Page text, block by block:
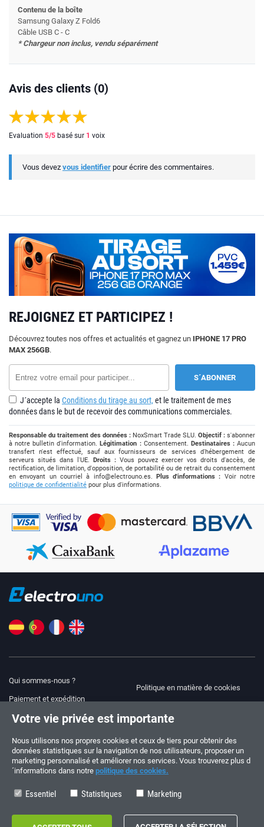
Contenu de la boîte
Samsung Galaxy Z Fold6
Câble USB C - C
* Chargeur non inclus, vendu séparément
Avis des clients (0)
Evaluation 5/5 basé sur 1 voix
Vous devez vous identifier pour écrire des commentaires.
REJOIGNEZ ET PARTICIPEZ !
Découvrez toutes nos offres et actualités et gagnez un IPHONE 17 PRO
MAX 256GB.
J´accepte la Conditions du tirage au sort, et le traitement de mes
données dans le but de recevoir des communications commerciales.
Responsable du traitement des données : NoxSmart Trade SLU. Objectif : s'abonner
à notre bulletin d'information.Légitimation :Consentement. Destinataires :Aucun
transfert n'est effectué, sauf aux fournisseurs de services d'hébergement de
serveurs situés dans l'UE. Droits : Vous pouvez exercer vos droits d'accès, de
rectification, de limitation, d'opposition, de portabilité ou de retrait du consentement
en envoyant un courriel à info@electrouno.es. Plus d'informations : Voir notre
politique de confidentialité pour plus d'informations.
Qui sommes-nous ?
Paiement et expédition
Avis juridique
Politique de confidentialité
Politique en matière de cookies
COMMANDES ET QUESTIONS
+34 910 600 459
Suivez-nous !
Votre vie privée est importante
Nous utilisons nos propres cookies et ceux de tiers pour obtenir des
données statistiques sur la navigation de nos utilisateurs, proposer un
marketing personnalisé et améliorer nos services. Vous trouverez plus d
´informations dans notre politique des cookies.
Essentiel Statistiques Marketing